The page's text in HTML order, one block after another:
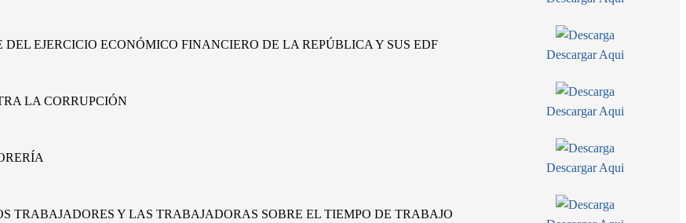
EJERCICIO ECONÓMICO FINANCIERO DE LA REPÚBLICA Y SUS EDF
Descargar Aqui
LA CORRUPCIÓN
Descargar Aqui
Descargar Aqui
TRABAJADORES Y LAS TRABAJADORAS SOBRE EL TIEMPO DE TRABAJO